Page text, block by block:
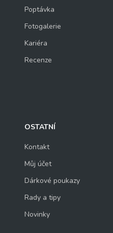
Poptávka
Fotogalerie
Kariéra
Recenze
OSTATNÍ
Kontakt
Můj účet
Dárkové poukazy
Rady a tipy
Novinky